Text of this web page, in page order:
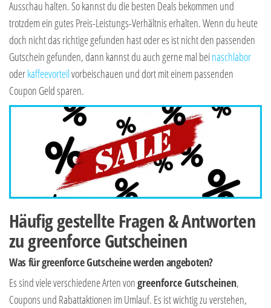
Ausschau halten. So kannst du die besten Deals bekommen und
trotzdem ein gutes Preis-Leistungs-Verhältnis erhalten. Wenn du heute
doch nicht das richtige gefunden hast oder es ist nicht den passenden
Gutschein gefunden, dann kannst du auch gerne mal beinaschlabor
oderkaffeevorteilvorbeischauen und dort mit einem passenden
Coupon Geld sparen.
Häufig gestellte Fragen & Antworten
zu greenforce Gutscheinen
Was für greenforce Gutscheine werden angeboten?
Es sind viele verschiedene Arten vongreenforce Gutscheinen,
Coupons und Rabattaktionen im Umlauf. Es ist wichtig zu verstehen,